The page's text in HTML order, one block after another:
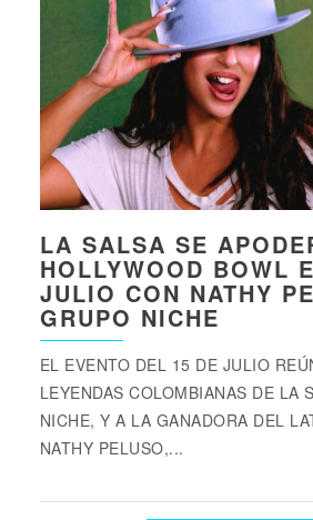
LA SALSA SE
HOLLYWOOD BOWL
JULIO CON NATHY
GRUPO NICHE
EL EVENTO DEL 15 DE JULIO
LEYENDAS COLOMBIANAS DE LA
NICHE, Y A LA GANADORA DEL
NATHY PELUSO,...